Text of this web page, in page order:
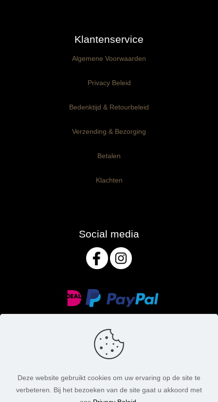
3mm dik
6mm dik
Kant-en-Klaar panelen
3mm dik
6mm dik
Ophangklaar panelen
Maatwerk
Klantenservice
Algemene Voorwaarden
Privacy Beleid
Bedenktijd & Retourbeleid
Verzending & Bezorging
Betalen
Klachten
Social media
© MasoniteArt. Alle rechten voorbehouden. 2026 |
Deze website gebruikt cookies om uw ervaring op de site te
verbeteren. Bij het bezoeken van de site gaat u akkoord met